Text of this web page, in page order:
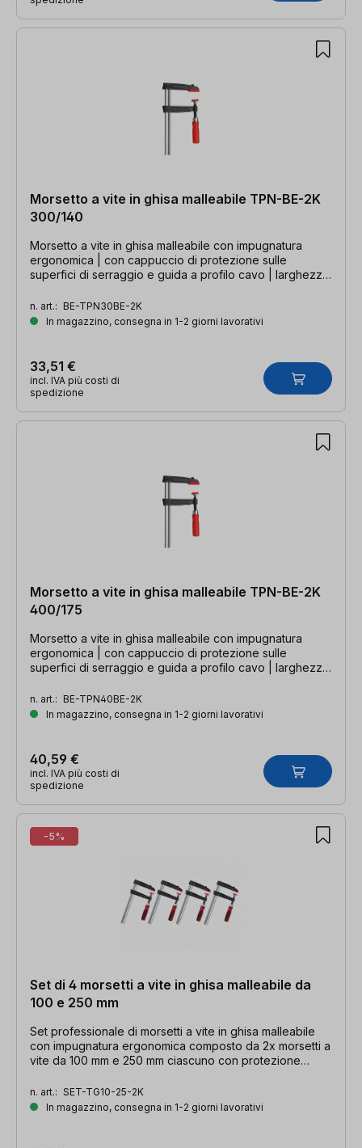
Morsetto a vite in ghisa malleabile TPN-BE-2K
300/140
Morsetto a vite in ghisa malleabile con impugnatura
ergonomica | con cappuccio di protezione sulle
superfici di serraggio e guida a profilo cavo | larghezza
guida 32 x 10 mm
n. art.: BE-TPN30BE-2K
In magazzino, consegna in 1-2 giorni lavorativi
33,51 €
incl. IVA più costi di
spedizione
Morsetto a vite in ghisa malleabile TPN-BE-2K
400/175
Morsetto a vite in ghisa malleabile con impugnatura
ergonomica | con cappuccio di protezione sulle
superfici di serraggio e guida a profilo cavo | larghezza
guida 32 x 10 mm
n. art.: BE-TPN40BE-2K
In magazzino, consegna in 1-2 giorni lavorativi
40,59 €
incl. IVA più costi di
spedizione
-5%
Set di 4 morsetti a vite in ghisa malleabile da
100 e 250 mm
Set professionale di morsetti a vite in ghisa malleabile
con impugnatura ergonomica composto da 2x morsetti a
vite da 100 mm e 250 mm ciascuno con protezione
profilo cavo
n. art.: SET-TG10-25-2K
In magazzino, consegna in 1-2 giorni lavorativi